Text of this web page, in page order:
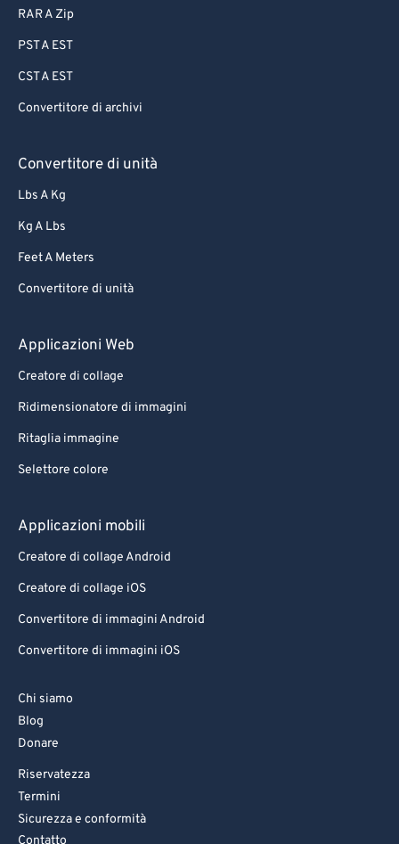
RAR A Zip
PST A EST
CST A EST
Convertitore di archivi
Convertitore di unità
Lbs A Kg
Kg A Lbs
Feet A Meters
Convertitore di unità
Applicazioni Web
Creatore di collage
Ridimensionatore di immagini
Ritaglia immagine
Selettore colore
Applicazioni mobili
Creatore di collage Android
Creatore di collage iOS
Convertitore di immagini Android
Convertitore di immagini iOS
Chi siamo
Blog
Donare
Riservatezza
Termini
Sicurezza e conformità
Contatto